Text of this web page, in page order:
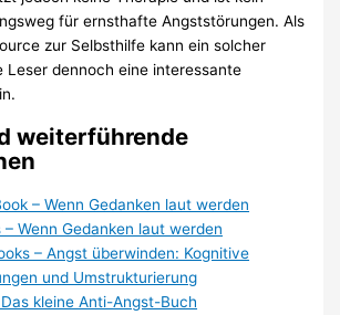
für ernsthafte Angststörungen. Als
zur Selbsthilfe kann ein solcher
Leser dennoch eine interessante
weiterführende
– Wenn Gedanken laut werden
– Wenn Gedanken laut werden
– Angst überwinden: Kognitive
und Umstrukturierung
Das kleine Anti-Angst-Buch